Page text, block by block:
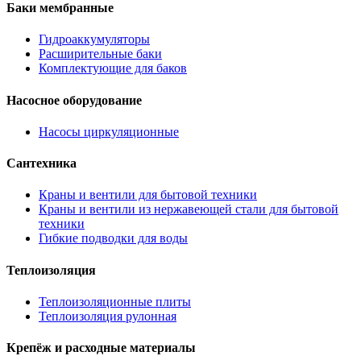
Баки мембранные
Гидроаккумуляторы
Расширительные баки
Комплектующие для баков
Насосное оборудование
Насосы циркуляционные
Сантехника
Краны и вентили для бытовой техники
Краны и вентили из нержавеющей стали для бытовой
техники
Гибкие подводки для воды
Теплоизоляция
Теплоизоляционные плиты
Теплоизоляция рулонная
Крепёж и расходные материалы